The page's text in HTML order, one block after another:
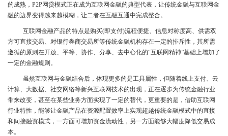
的成熟，P2P网贷模式正在成为互联网金融的典型代表，让传统金融与互联网金
融的边界变得越来越模糊，让二者在互融互通中完成整合。
互联网金融产品的特点是购买(即支付)流程便捷、信息对称度高、供需双
方可直接交易、对银行券商交易所等传统金融机构存在一定的排斥性，其所需
遵循的原则在开放、平等、协作、分享、去中心化的“互联网精神”基础上增加了
一定的金融规则。
虽然互联网与金融结合后，体现更多的是工具属性，但随着线上支付、云
计算、大数据、社交网络等新兴互联网技术的出现，正在逐步为传统金融行业
带来改变，甚至在某些业务方面实现了一定的替代，更重要的是，借助互联网
行业特性，能够让金融产品在资源配置效率上实现超越传统金融模式中的直接
和间接融资模式，一方面可增加资金流动性，另一方面能够大幅度降低交易成
本。